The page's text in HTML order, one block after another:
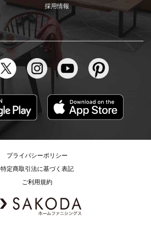
採用情報
プライバシーポリシー
特定商取引法に基づく表記
ご利用規約